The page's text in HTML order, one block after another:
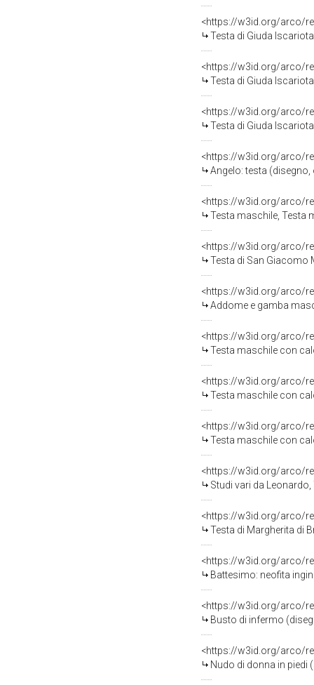
<https://w3id.org/arco/
Testa di Giuda
<https://w3id.org/arco/
Testa di Giuda
<https://w3id.org/arco/
Testa di Giuda
<https://w3id.org/arco/
Angelo: testa (disegno,
<https://w3id.org/arco/
Testa maschile, Testa
<https://w3id.org/arco/
Testa di San Giacomo
<https://w3id.org/arco/
Addome e gamba
<https://w3id.org/arco/
Testa maschile con calotta
<https://w3id.org/arco/
Testa maschile con
<https://w3id.org/arco/
Testa maschile con
<https://w3id.org/arco/
Studi vari da Leonardo, Testa di
<https://w3id.org/arco/
Testa di Margherita di
<https://w3id.org/arco/
Battesimo: neofita
<https://w3id.org/arco/
Busto di infermo
<https://w3id.org/arco/
Nudo di donna in piedi